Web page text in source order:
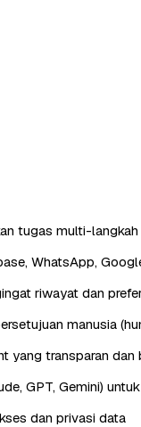
tugas multi-
WhatsApp,
riwayat dan
manusia
yang transparan dan
GPT, Gemini)
dan privasi data